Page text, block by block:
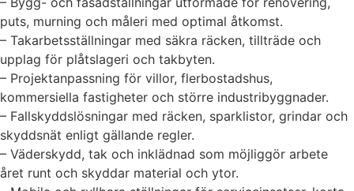
puts, murning och måleri med optimal åtkomst.
– Takarbetsställningar med säkra räcken, tillträde och
upplag för plåtslageri och takbyten.
– Projektanpassning för villor, flerbostadshus,
kommersiella fastigheter och större industribyggnader.
– Fallskyddslösningar med räcken, sparklistor, grindar och
skyddsnät enligt gällande regler.
– Väderskydd, tak och inklädnad som möjliggör arbete
året runt och skyddar material och ytor.